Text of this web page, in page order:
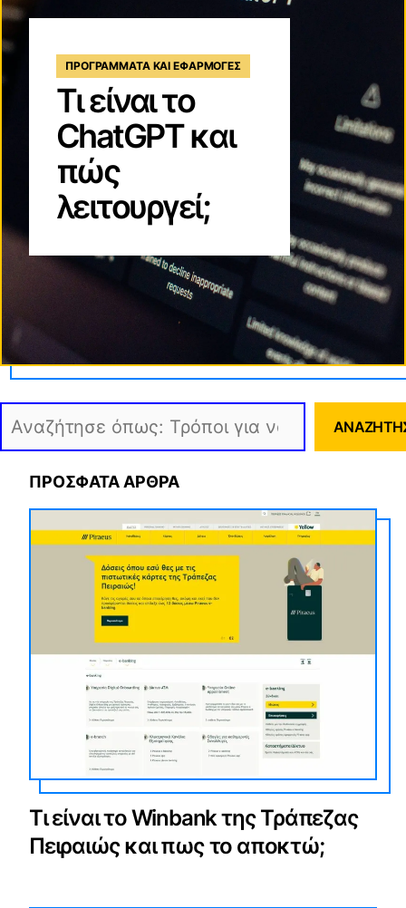
ΠΡΟΓΡΆΜΜΑΤΑ ΚΑΙ ΕΦΑΡΜΟΓΈΣ
Τι είναι το
ChatGPT και
πώς
λειτουργεί;
Αναζήτηση
ΠΡΟΣΦΑΤΑ ΑΡΘΡΑ
Τι είναι το Winbank της Τράπεζας
Πειραιώς και πως το αποκτώ;